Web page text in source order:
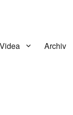
Videa Archiv